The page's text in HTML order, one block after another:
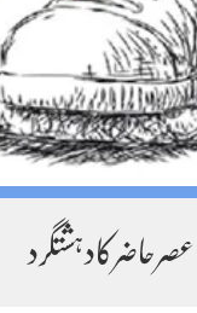
عصرحاضرکادہشتگرد